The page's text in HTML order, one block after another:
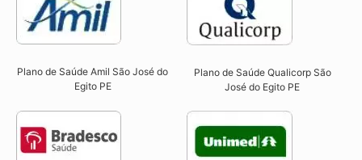
Plano de Saúde Amil São José do
Egito PE
Plano de Saúde Qualicorp São
José do Egito PE​